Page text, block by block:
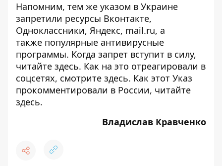
Напомним, тем же указом в Украине
запретили ресурсы Вконтакте,
Одноклассники, Яндекс, mail.ru, а
также популярные антивирусные
программы. Когда запрет вступит в силу,
читайте здесь. Как на это отреагировали в
соцсетях, смотрите здесь. Как этот Указ
прокомментировали в России, читайте
здесь.
Владислав Кравченко